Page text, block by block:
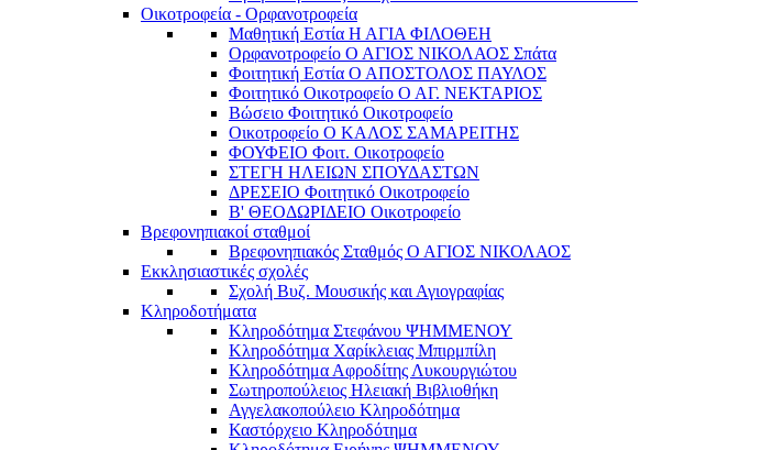
Οικοτροφεία - Ορφανοτροφεία
Μαθητική Εστία Η ΑΓΙΑ ΦΙΛΟΘΕΗ
Ορφανοτροφείο Ο ΑΓΙΟΣ ΝΙΚΟΛΑΟΣ Σπάτα
Φοιτητική Εστία Ο ΑΠΟΣΤΟΛΟΣ ΠΑΥΛΟΣ
Φοιτητικό Οικοτροφείο Ο ΑΓ. ΝΕΚΤΑΡΙΟΣ
Βώσειο Φοιτητικό Οικοτροφείο
Οικοτροφείο Ο ΚΑΛΟΣ ΣΑΜΑΡΕΙΤΗΣ
ΦΟΥΦΕΙΟ Φοιτ. Οικοτροφείο
ΣΤΕΓΗ ΗΛΕΙΩΝ ΣΠΟΥΔΑΣΤΩΝ
ΔΡΕΣΕΙΟ Φοιτητικό Οικοτροφείο
Β' ΘΕΟΔΩΡΙΔΕΙΟ Οικοτροφείο
Βρεφονηπιακοί σταθμοί
Βρεφονηπιακός Σταθμός Ο ΑΓΙΟΣ ΝΙΚΟΛΑΟΣ
Εκκλησιαστικές σχολές
Σχολή Βυζ. Μουσικής και Αγιογραφίας
Κληροδοτήματα
Κληροδότημα Στεφάνου ΨΗΜΜΕΝΟΥ
Κληροδότημα Χαρίκλειας Μπιρμπίλη
Κληροδότημα Αφροδίτης Λυκουργιώτου
Σωτηροπούλειος Ηλειακή Βιβλιοθήκη
Αγγελακοπούλειο Κληροδότημα
Καστόρχειο Κληροδότημα